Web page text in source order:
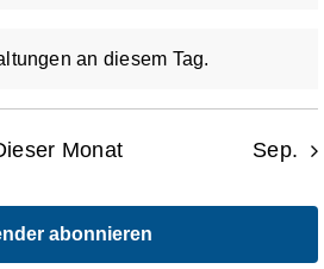
an diesem Tag.
Monat Sep.
abonnieren